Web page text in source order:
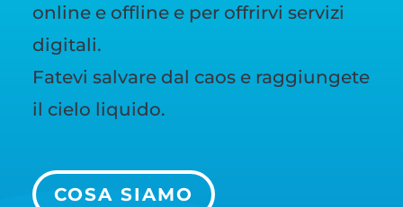
online e offline e per offrirvi servizi
digitali.
Fatevi salvare dal caos e raggiungete
il cielo liquido.
COSA SIAMO